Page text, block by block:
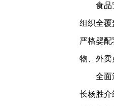
食品
组织全覆
严格婴
物、外卖
全面
长杨胜介